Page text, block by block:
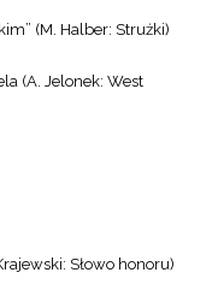
(M. Halber: Strużki)
(A. Jelonek: West
Słowo honoru)